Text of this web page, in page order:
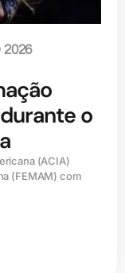
2026
o
(ACIA)
(FEMAM) com